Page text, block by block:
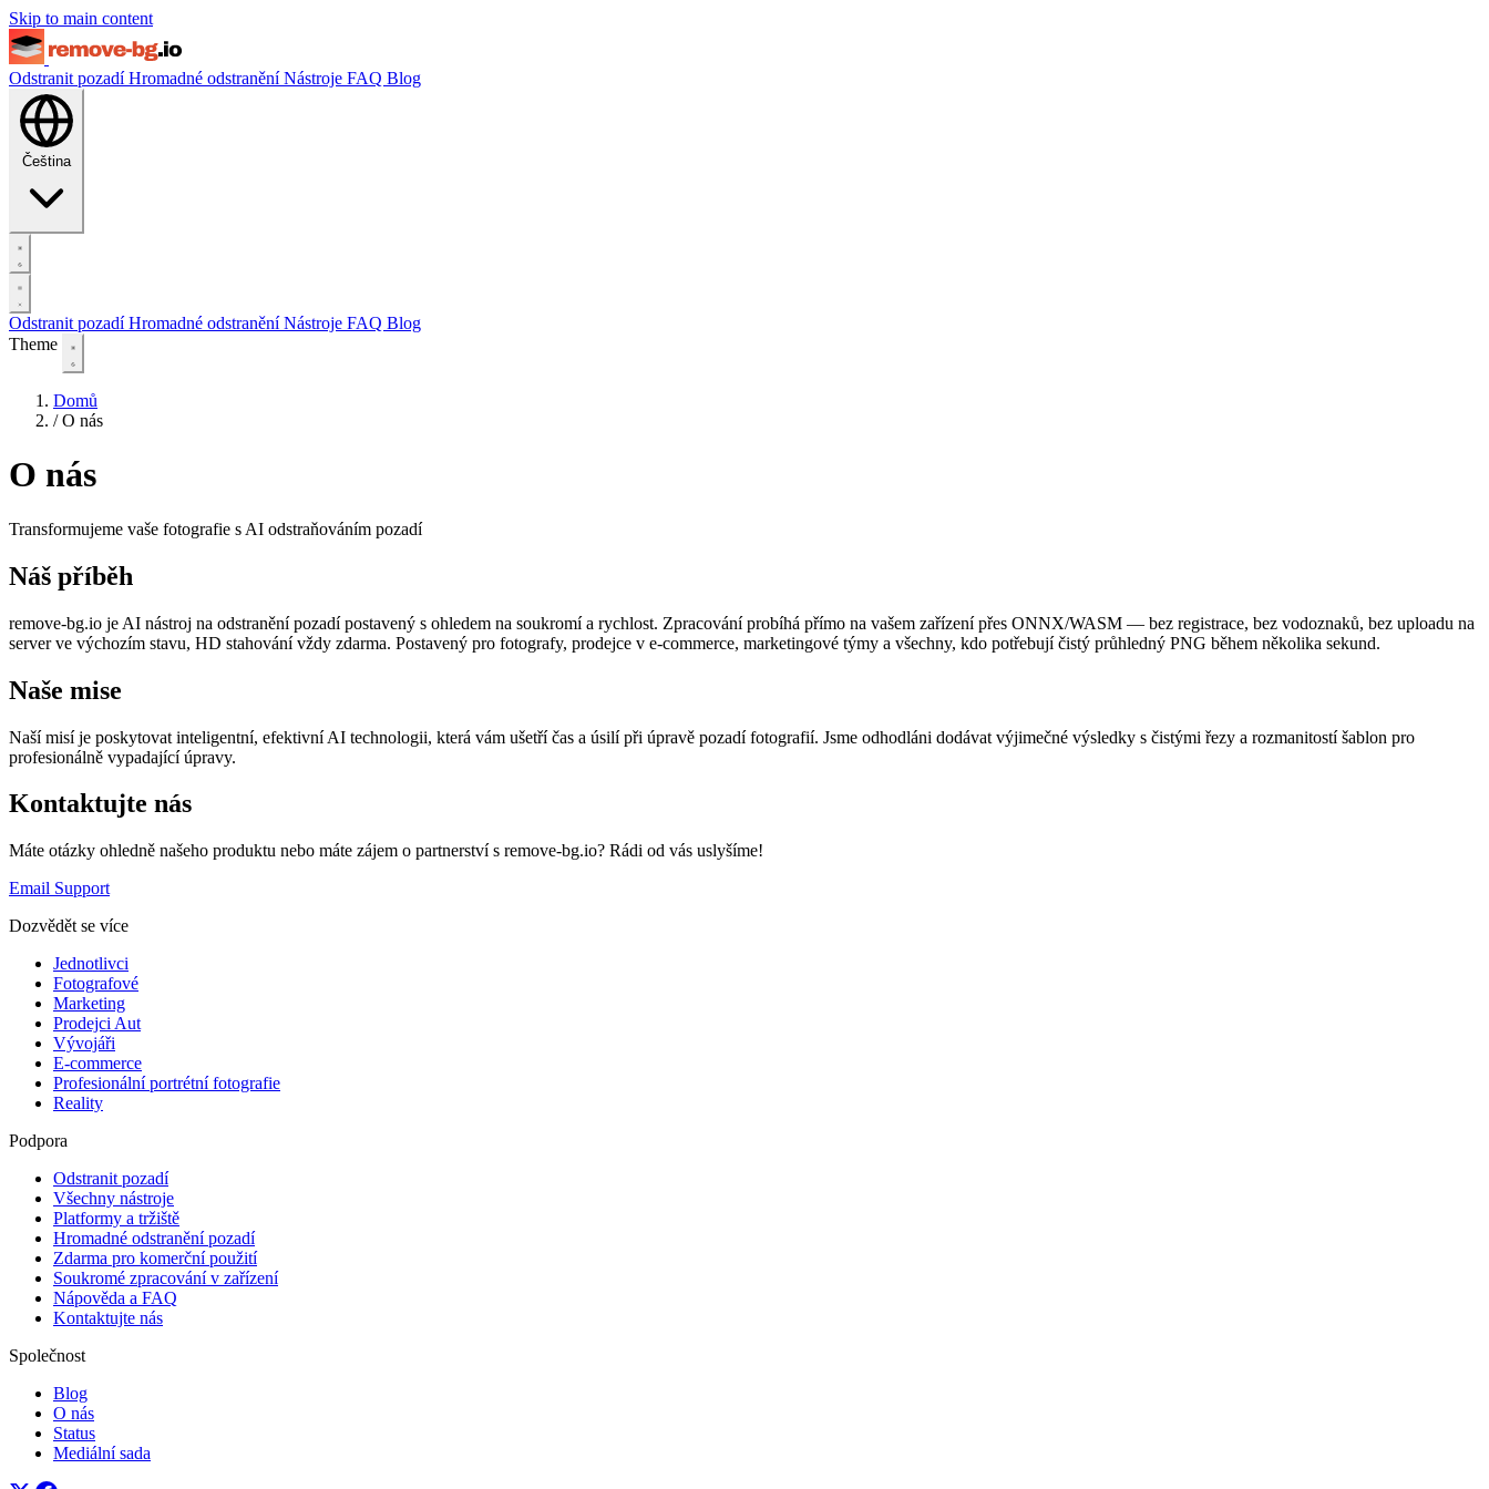
Skip to main content
Odstranit pozadíHromadné odstraněníNástroje FAQ Blog
Čeština
Odstranit pozadíHromadné odstraněníNástroje FAQ Blog
Theme
Domů
/ O nás
O nás
Transformujeme vaše fotografie s AI odstraňováním pozadí
Náš příběh
remove-bg.io je AI nástroj na odstranění pozadí postavený s ohledem na soukromí a rychlost. Zpracování probíhá přímo na vašem zařízení přes ONNX/WASM — bez registrace, bez vodoznaků, bez uploadu na
server ve výchozím stavu, HD stahování vždy zdarma. Postavený pro fotografy, prodejce v e-commerce, marketingové týmy a všechny, kdo potřebují čistý průhledný PNG během několika sekund.
Naše mise
Naší misí je poskytovat inteligentní, efektivní AI technologii, která vám ušetří čas a úsilí při úpravě pozadí fotografií. Jsme odhodláni dodávat výjimečné výsledky s čistými řezy a rozmanitostí šablon pro
profesionálně vypadající úpravy.
Kontaktujte nás
Máte otázky ohledně našeho produktu nebo máte zájem o partnerství s remove-bg.io? Rádi od vás uslyšíme!
Email Support
Dozvědět se více
Jednotlivci
Fotografové
Marketing
Prodejci Aut
Vývojáři
E-commerce
Profesionální portrétní fotografie
Reality
Podpora
Odstranit pozadí
Všechny nástroje
Platformy a tržiště
Hromadné odstranění pozadí
Zdarma pro komerční použití
Soukromé zpracování v zařízení
Nápověda a FAQ
Kontaktujte nás
Společnost
Blog
O nás
Status
Mediální sada